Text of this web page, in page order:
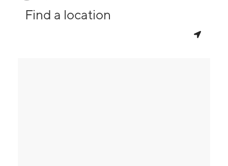
Find a location